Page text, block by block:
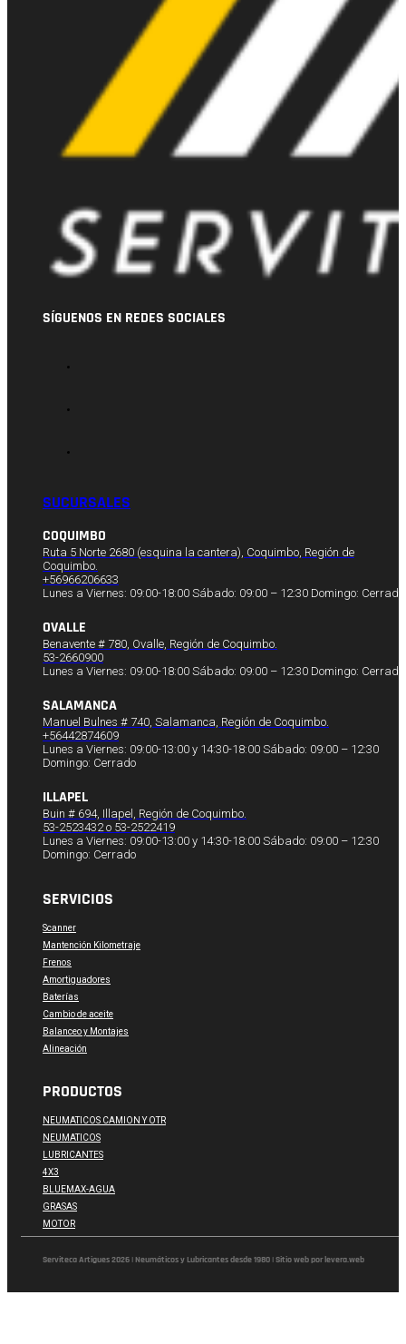
SÍGUENOS EN REDES SOCIALES
SUCURSALES
COQUIMBO
Ruta 5 Norte 2680 (esquina la cantera), Coquimbo, Región de
Coquimbo.
+56966206633
Lunes a Viernes: 09:00-18:00 Sábado: 09:00 – 12:30 Domingo: Cerrado
OVALLE
Benavente # 780, Ovalle, Región de Coquimbo.
53-2660900
Lunes a Viernes: 09:00-18:00 Sábado: 09:00 – 12:30 Domingo: Cerrado
SALAMANCA
Manuel Bulnes # 740, Salamanca, Región de Coquimbo.
+56442874609
Lunes a Viernes: 09:00-13:00 y 14:30-18:00 Sábado: 09:00 – 12:30
Domingo: Cerrado
ILLAPEL
Buin # 694, Illapel, Región de Coquimbo.
53-2523432 o 53-2522419
Lunes a Viernes: 09:00-13:00 y 14:30-18:00 Sábado: 09:00 – 12:30
Domingo: Cerrado
SERVICIOS
Scanner
Mantención Kilometraje
Frenos
Amortiguadores
Baterías
Cambio de aceite
Balanceo y Montajes
Alineación
PRODUCTOS
NEUMATICOS CAMION Y OTR
NEUMATICOS
LUBRICANTES
4X3
BLUEMAX-AGUA
GRASAS
MOTOR
Serviteca Artigues 2026 | Neumáticos y Lubricantes desde 1980 | Sitio web por levera.web